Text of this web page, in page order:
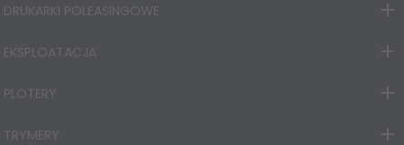
DRUKARKI POLEASINGOWE
EKSPLOATACJA
PLOTERY
TRYMERY